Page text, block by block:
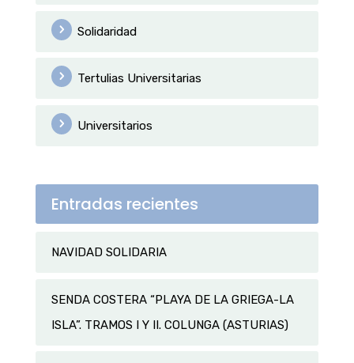
Solidaridad
Tertulias Universitarias
Universitarios
Entradas recientes
NAVIDAD SOLIDARIA
SENDA COSTERA “PLAYA DE LA GRIEGA-LA
ISLA”. TRAMOS I Y II. COLUNGA (ASTURIAS)